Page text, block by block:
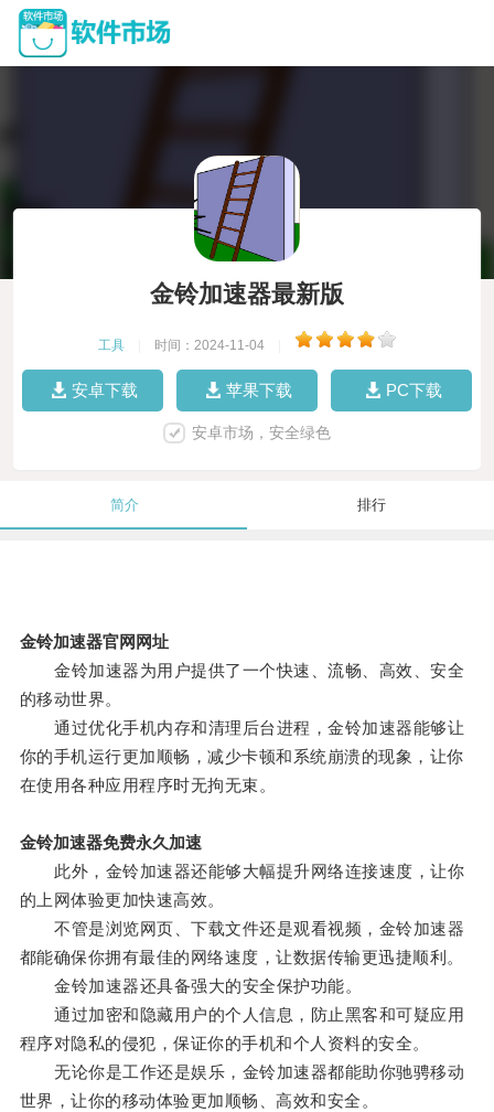
金铃加速器最新版
工具 时间：2024-11-04
安卓下载 苹果下载 PC下载
安卓市场，安全绿色
简介 排行
金铃加速器官网网址
金铃加速器为用户提供了一个快速、流畅、高效、安全
的移动世界。
通过优化手机内存和清理后台进程，金铃加速器能够让
你的手机运行更加顺畅，减少卡顿和系统崩溃的现象，让你
在使用各种应用程序时无拘无束。
金铃加速器免费永久加速
此外，金铃加速器还能够大幅提升网络连接速度，让你
的上网体验更加快速高效。
不管是浏览网页、下载文件还是观看视频，金铃加速器
都能确保你拥有最佳的网络速度，让数据传输更迅捷顺利。
金铃加速器还具备强大的安全保护功能。
通过加密和隐藏用户的个人信息，防止黑客和可疑应用
程序对隐私的侵犯，保证你的手机和个人资料的安全。
无论你是工作还是娱乐，金铃加速器都能助你驰骋移动
世界，让你的移动体验更加顺畅、高效和安全。